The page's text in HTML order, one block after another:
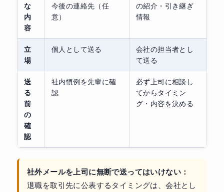
な
内
容
今後の連絡先（任
意）
の紹介・引き継ぎ
情報
立
場
個人として送る
会社の担当者とし
て送る
送
る
前
の
確
認
社内慣例を先輩に確
認
必ず上司に相談し
てからタイミン
グ・内容を決める
社外メールを上司に無断で送ってはいけない：
退職を取引先に公表するタイミングは、会社とし